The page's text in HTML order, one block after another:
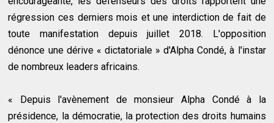
régression ces derniers mois et une interdiction de fait de
toute manifestation depuis juillet 2018. L'opposition
dénonce une dérive « dictatoriale » d'Alpha Condé, à l'instar
de nombreux leaders africains.
« Depuis l'avènement de monsieur Alpha Condé à la
présidence, la démocratie, la protection des droits humains